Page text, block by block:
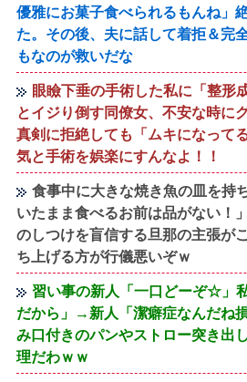
優雅にお菓子食べられるもんね」
た。その後、夫に話して着拒＆完
もなのが救いだな
眼瞼下垂の手術した私に「整形
とイジり倒す同僚女、不安な時に
真剣に拒絶しても「ムキになって
気と手術を娯楽にすんなよ！！
食事中に大きな焼き魚の皿を持
いたまま食べるお前は品がない！
のしつけを盲信する旦那の主張が
ち上げる方が行儀悪いぞｗ
習い事の新人「一口どーぞ☆」
だから」→新人「潔癖症なんだね
み口付きのパンやストロー突き出
理だわｗｗ